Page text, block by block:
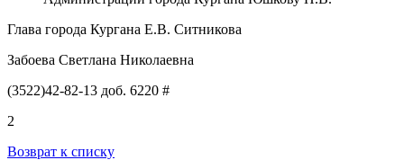
Глава города Кургана Е.В. Ситникова
Забоева Светлана Николаевна
(3522)42-82-13 доб. 6220 #
2
Возврат к списку